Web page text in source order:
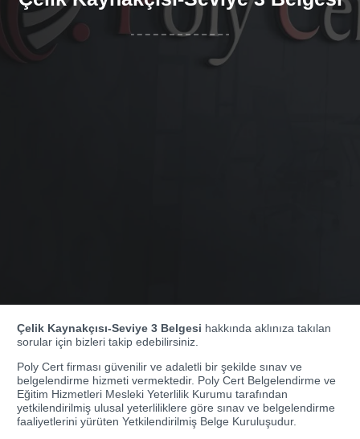
Çelik Kaynakçısı-Seviye 3 Belgesi hakkında aklınıza takılan
sorular için bizleri takip edebilirsiniz.
Poly Cert firması güvenilir ve adaletli bir şekilde sınav ve
belgelendirme hizmeti vermektedir. Poly Cert Belgelendirme ve
Eğitim Hizmetleri Mesleki Yeterlilik Kurumu tarafından
yetkilendirilmiş ulusal yeterliliklere göre sınav ve belgelendirme
faaliyetlerini yürüten Yetkilendirilmiş Belge Kuruluşudur.